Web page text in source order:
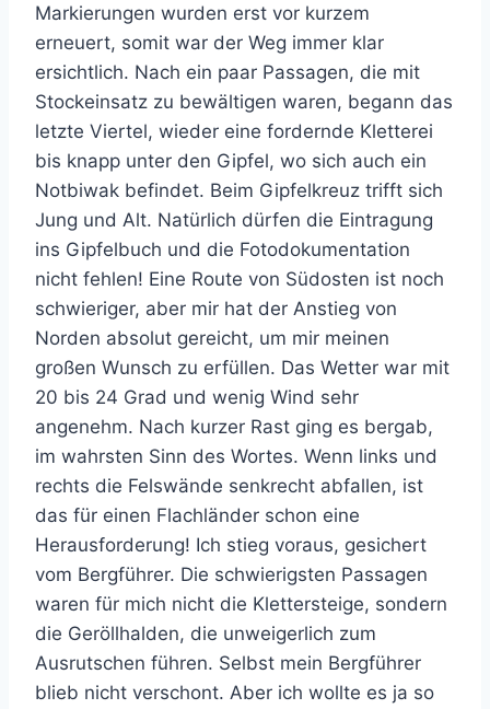
Markierungen wurden erst vor kurzem
erneuert, somit war der Weg immer klar
ersichtlich. Nach ein paar Passagen, die mit
Stockeinsatz zu bewältigen waren, begann das
letzte Viertel, wieder eine fordernde Kletterei
bis knapp unter den Gipfel, wo sich auch ein
Notbiwak befindet. Beim Gipfelkreuz trifft sich
Jung und Alt. Natürlich dürfen die Eintragung
ins Gipfelbuch und die Fotodokumentation
nicht fehlen! Eine Route von Südosten ist noch
schwieriger, aber mir hat der Anstieg von
Norden absolut gereicht, um mir meinen
großen Wunsch zu erfüllen. Das Wetter war mit
20 bis 24 Grad und wenig Wind sehr
angenehm. Nach kurzer Rast ging es bergab,
im wahrsten Sinn des Wortes. Wenn links und
rechts die Felswände senkrecht abfallen, ist
das für einen Flachländer schon eine
Herausforderung! Ich stieg voraus, gesichert
vom Bergführer. Die schwierigsten Passagen
waren für mich nicht die Klettersteige, sondern
die Geröllhalden, die unweigerlich zum
Ausrutschen führen. Selbst mein Bergführer
blieb nicht verschont. Aber ich wollte es ja so